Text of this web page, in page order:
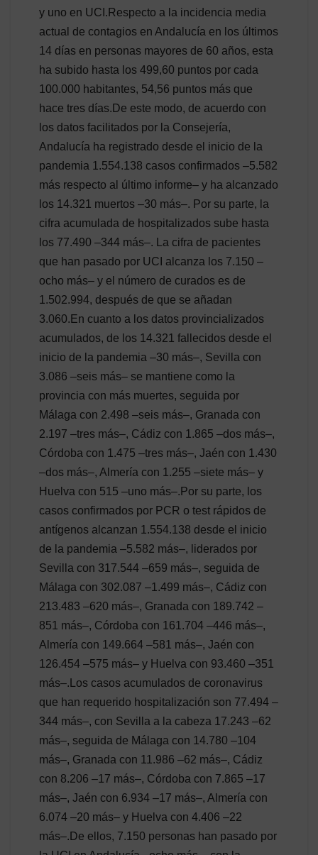
y uno en UCI.Respecto a la incidencia media
actual de contagios en Andalucía en los últimos
14 días en personas mayores de 60 años, esta
ha subido hasta los 499,60 puntos por cada
100.000 habitantes, 54,56 puntos más que
hace tres días.De este modo, de acuerdo con
los datos facilitados por la Consejería,
Andalucía ha registrado desde el inicio de la
pandemia 1.554.138 casos confirmados –5.582
más respecto al último informe– y ha alcanzado
los 14.321 muertos –30 más–. Por su parte, la
cifra acumulada de hospitalizados sube hasta
los 77.490 –344 más–. La cifra de pacientes
que han pasado por UCI alcanza los 7.150 –
ocho más– y el número de curados es de
1.502.994, después de que se añadan
3.060.En cuanto a los datos provincializados
acumulados, de los 14.321 fallecidos desde el
inicio de la pandemia –30 más–, Sevilla con
3.086 –seis más– se mantiene como la
provincia con más muertes, seguida por
Málaga con 2.498 –seis más–, Granada con
2.197 –tres más–, Cádiz con 1.865 –dos más–,
Córdoba con 1.475 –tres más–, Jaén con 1.430
–dos más–, Almería con 1.255 –siete más– y
Huelva con 515 –uno más–.Por su parte, los
casos confirmados por PCR o test rápidos de
antígenos alcanzan 1.554.138 desde el inicio
de la pandemia –5.582 más–, liderados por
Sevilla con 317.544 –659 más–, seguida de
Málaga con 302.087 –1.499 más–, Cádiz con
213.483 –620 más–, Granada con 189.742 –
851 más–, Córdoba con 161.704 –446 más–,
Almería con 149.664 –581 más–, Jaén con
126.454 –575 más– y Huelva con 93.460 –351
más–.Los casos acumulados de coronavirus
que han requerido hospitalización son 77.494 –
344 más–, con Sevilla a la cabeza 17.243 –62
más–, seguida de Málaga con 14.780 –104
más–, Granada con 11.986 –62 más–, Cádiz
con 8.206 –17 más–, Córdoba con 7.865 –17
más–, Jaén con 6.934 –17 más–, Almería con
6.074 –20 más– y Huelva con 4.406 –22
más–.De ellos, 7.150 personas han pasado por